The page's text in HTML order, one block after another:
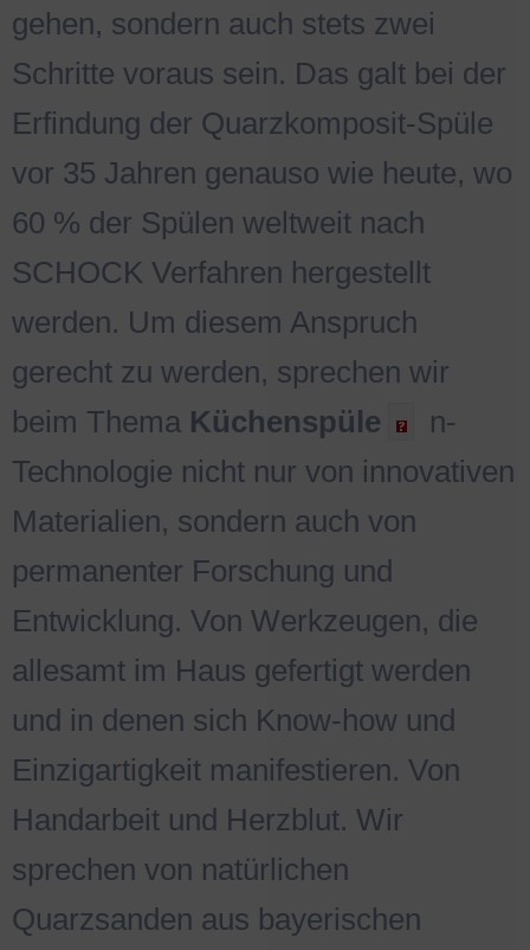
gehen, sondern auch stets zwei
Schritte voraus sein. Das galt bei der
Erfindung der Quarzkomposit-Spüle
vor 35 Jahren genauso wie heute, wo
60 % der Spülen weltweit nach
SCHOCK Verfahren hergestellt
werden. Um diesem Anspruch
gerecht zu werden, sprechen wir
beim Thema Küchenspüle
n-
Technologie nicht nur von innovativen
Materialien, sondern auch von
permanenter Forschung und
Entwicklung. Von Werkzeugen, die
allesamt im Haus gefertigt werden
und in denen sich Know-how und
Einzigartigkeit manifestieren. Von
Handarbeit und Herzblut. Wir
sprechen von natürlichen
Quarzsanden aus bayerischen